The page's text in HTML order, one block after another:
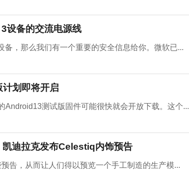
设备的交流电源线
，那么我们有一个重要的安全信息给你。微软已...
划即将开启
测试版固件可能很快就会开放下载。这个...
迪拉克发布Celestiq内饰预告
告，从而让人们得以预览一个手工制造的生产模...